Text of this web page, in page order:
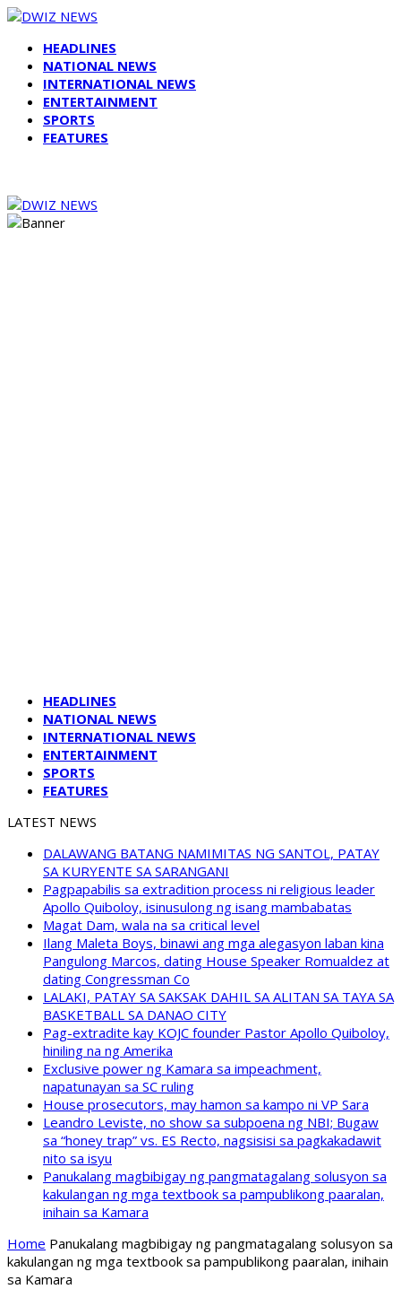
HEADLINES
NATIONAL NEWS
INTERNATIONAL NEWS
ENTERTAINMENT
SPORTS
FEATURES
HEADLINES
NATIONAL NEWS
INTERNATIONAL NEWS
ENTERTAINMENT
SPORTS
FEATURES
LATEST NEWS
DALAWANG BATANG NAMIMITAS NG SANTOL, PATAY
SA KURYENTE SA SARANGANI
Pagpapabilis sa extradition process ni religious leader
Apollo Quiboloy, isinusulong ng isang mambabatas
Magat Dam, wala na sa critical level
Ilang Maleta Boys, binawi ang mga alegasyon laban kina
Pangulong Marcos, dating House Speaker Romualdez at
dating Congressman Co
LALAKI, PATAY SA SAKSAK DAHIL SA ALITAN SA TAYA SA
BASKETBALL SA DANAO CITY
Pag-extradite kay KOJC founder Pastor Apollo Quiboloy,
hiniling na ng Amerika
Exclusive power ng Kamara sa impeachment,
napatunayan sa SC ruling
House prosecutors, may hamon sa kampo ni VP Sara
Leandro Leviste, no show sa subpoena ng NBI; Bugaw
sa “honey trap” vs. ES Recto, nagsisisi sa pagkakadawit
nito sa isyu
Panukalang magbibigay ng pangmatagalang solusyon sa
kakulangan ng mga textbook sa pampublikong paaralan,
inihain sa Kamara
Home Panukalang magbibigay ng pangmatagalang solusyon sa
kakulangan ng mga textbook sa pampublikong paaralan, inihain
sa Kamara